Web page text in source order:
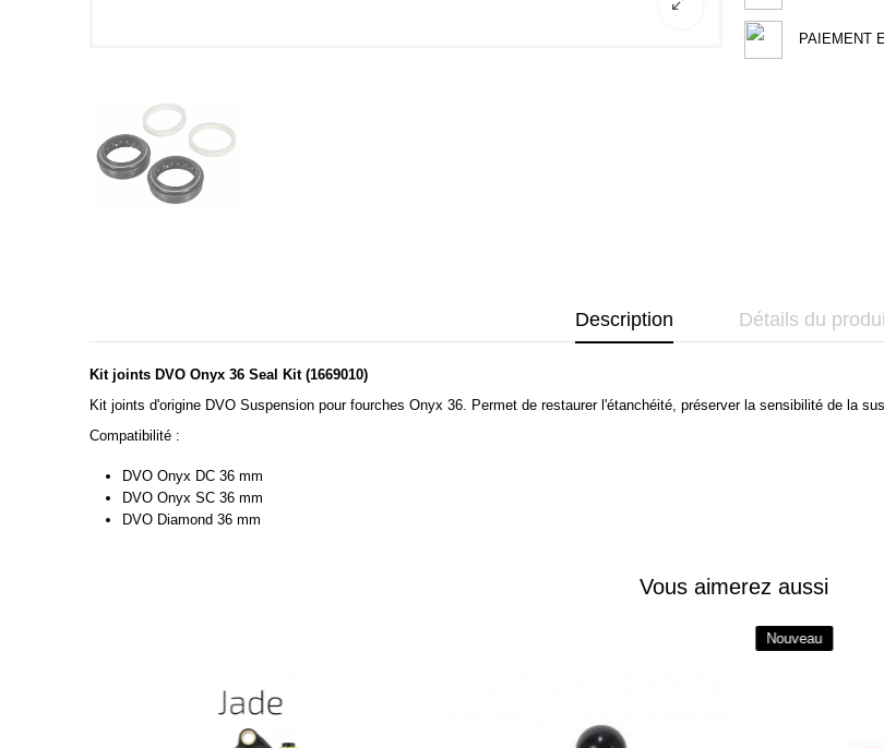
PAIEMENT
Description Détails du
Kit joints DVO Onyx 36 Seal Kit (1669010)
Kit joints d'origine DVO Suspension pour fourches Onyx 36. Permet de restaurer l'étanchéité, préserver la sensibilité de la
Compatibilité :
DVO Onyx DC 36 mm
DVO Onyx SC 36 mm
DVO Diamond 36 mm
Vous aimerez aussi
Nouveau